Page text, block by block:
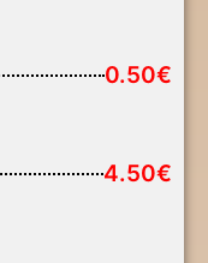
0.50€
4.50€